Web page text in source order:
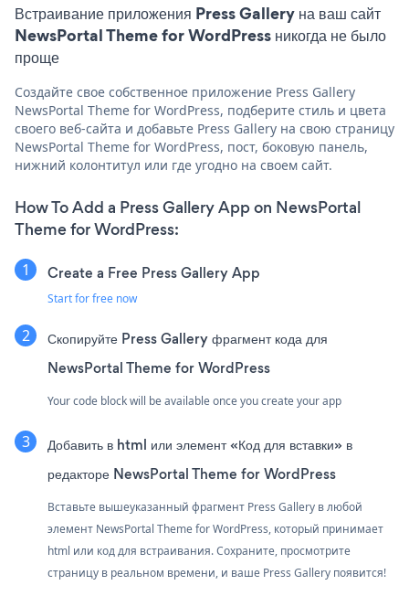
Встраивание приложения Press Gallery на ваш сайт
NewsPortal Theme for WordPress никогда не было
проще
Создайте свое собственное приложение Press Gallery
NewsPortal Theme for WordPress, подберите стиль и цвета
своего веб-сайта и добавьте Press Gallery на свою страницу
NewsPortal Theme for WordPress, пост, боковую панель,
нижний колонтитул или где угодно на своем сайт.
How To Add a Press Gallery App on NewsPortal
Theme for WordPress:
Create a Free Press Gallery App
Start for free now
Скопируйте Press Gallery фрагмент кода для
NewsPortal Theme for WordPress
Your code block will be available once you create your app
Добавить в html или элемент «Код для вставки» в
редакторе NewsPortal Theme for WordPress
Вставьте вышеуказанный фрагмент Press Gallery в любой
элемент NewsPortal Theme for WordPress, который принимает
html или код для встраивания. Сохраните, просмотрите
страницу в реальном времени, и ваше Press Gallery появится!